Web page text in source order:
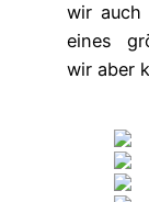
wir auch
eines
wir aber